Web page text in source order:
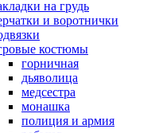
на грудь
и воротнички
костюмы
горничная
дьяволица
медсестра
монашка
полиция и армия